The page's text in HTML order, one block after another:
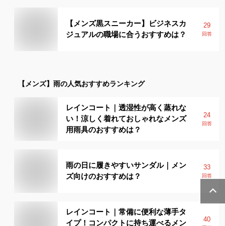
【メンズ黒スニーカー】ビジネスカ
ジュアルの職場に合うおすすめは？
29
回答
【メンズ】 雨の人気おすすめランキング
レインコート｜透湿性が高く蒸れな
い！涼しく着れておしゃれなメンズ
用雨具のおすすめは？
24
回答
雨の日に履きやすいサンダル｜メン
ズ向けのおすすめは？
33
回答
レインコート｜常備に便利な薄手タ
イプ！コンパクトに持ち運べるメン
40